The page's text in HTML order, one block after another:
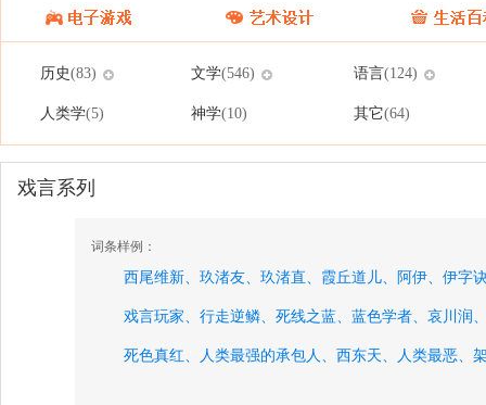
历史(83) 文学(546) 语言(124)
人类学(5) 神学(10) 其它(64)
戏言系列
词条样例：
西尾维新、 玖渚友、 玖渚直、 霞丘道儿、 阿伊、 伊字
戏言玩家、 行走逆鳞、 死线之蓝、 蓝色学者、 哀川润
死色真红、 人类最强的承包人、 西东天、 人类最恶、